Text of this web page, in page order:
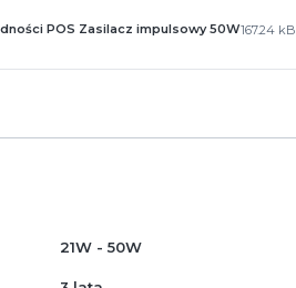
POS Zasilacz impulsowy 50W167.24 kB
21W - 50W